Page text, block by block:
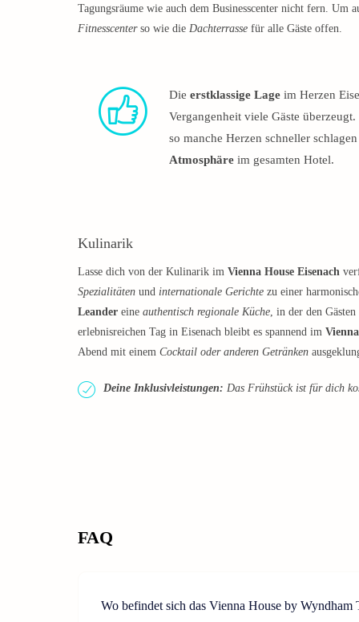
Tagungsräume wie auch dem Businesscenter nicht fern. Um
Fitnesscenterso wie die Dachterrasse für alle Gäste offen.
Die erstklassige Lage im Herzen
Vergangenheit viele Gäste
so manche Herzen schneller
Atmosphäre im gesamten Hotel.
Kulinarik
Lasse dich von der Kulinarik im Vienna House Eisenach
Spezialitäten und internationale Gerichte zu einer
Leander eine authentisch regionale Küche , in der den
erlebnisreichen Tag in Eisenach bleibt es spannend im
Abend mit einem Cocktail oder anderen Getränken
Deine Inklusivleistungen: Das Frühstück ist für dich
FAQ
Wo befindet sich das Vienna House by